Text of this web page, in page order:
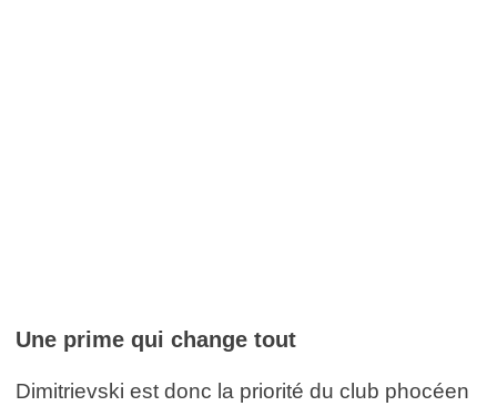
Une prime qui change tout
Dimitrievski est donc la priorité du club phocéen